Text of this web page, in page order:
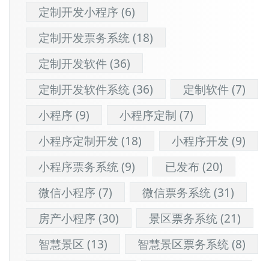
定制开发小程序(6)
定制开发票务系统(18)
定制开发软件(36)
定制开发软件系统(36) 定制软件(7)
小程序(9) 小程序定制 (7)
小程序定制开发 (18) 小程序开发 (9)
小程序票务系统(9) 已发布(20)
微信小程序(7) 微信票务系统(31)
房产小程序(30) 景区票务系统(21)
智慧景区 (13) 智慧景区票务系统(8)